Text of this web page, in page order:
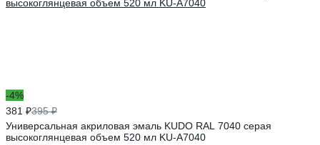
-4%
381 ₽395 ₽
Универсальная акриловая эмаль KUDO RAL 7040 серая
высокоглянцевая объем 520 мл KU-A7040